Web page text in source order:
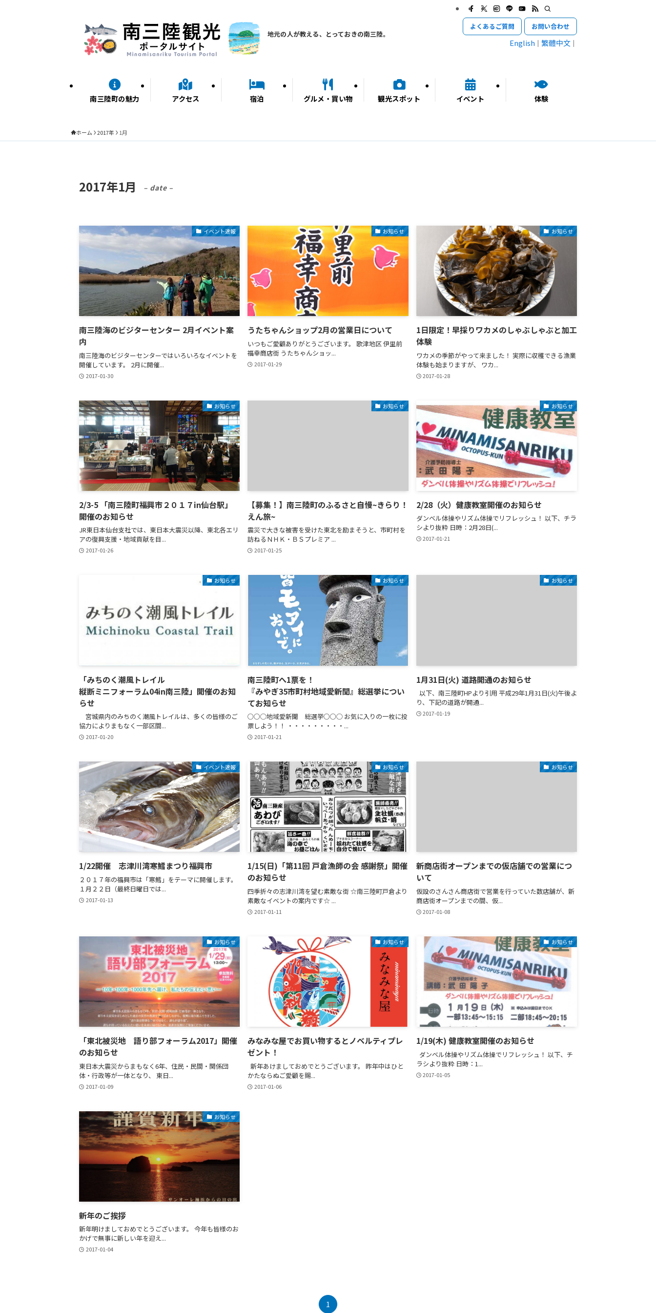
地元の人が教える、とっておきの南三陸。
南三陸町の魅力 アクセス 宿泊 グルメ・買い物 観光スポット イベント 体験
よくあるご質問 お問い合わせ
English 繁體中文
ホーム 2017年 1月
2017年1月 – date –
イベント速報
南三陸海のビジターセンター 2月イベント案
内
南三陸海のビジターセンターではいろいろなイベントを
開催しています。 2月に開催...
2017-01-30
お知らせ
うたちゃんショップ2月の営業日について
いつもご愛顧ありがとうございます。 歌津地区 伊里前
福幸商店街 うたちゃんショッ...
2017-01-29
お知らせ
1日限定！早採りワカメのしゃぶしゃぶと加工
体験
ワカメの季節がやって来ました！ 実際に収穫できる漁業
体験も始まりますが、 ワカ...
2017-01-28
お知らせ
2/3-5 「南三陸町福興市２０１７in仙台駅」
開催のお知らせ
JR東日本仙台支社では、東日本大震災以降、東北各エリ
アの復興支援・地域貢献を目...
2017-01-26
お知らせ
【募集！】南三陸町のふるさと自慢~きらり！
えん旅~
震災で大きな被害を受けた東北を励まそうと、市町村を
訪ねるＮＨＫ・ＢＳプレミア ...
2017-01-25
お知らせ
2/28（火）健康教室開催のお知らせ
ダンベル体操やリズム体操でリフレッシュ！ 以下、チラ
シより抜粋 日時：2月28日(...
2017-01-21
お知らせ
「みちのく潮風トレイル
縦断ミニフォーラム04in南三陸」開催のお知
らせ
宮城県内のみちのく潮風トレイルは、多くの皆様のご
協力によりまもなく一部区間...
2017-01-20
お知らせ
南三陸町へ1票を！
『みやぎ35市町村地域愛新聞』総選挙につい
てお知らせ
○○◯地域愛新聞 総選挙○○◯ お気に入りの一枚に投
票しよう！！ ・・・・・・・・・...
2017-01-21
お知らせ
1月31日(火) 道路開通のお知らせ
以下、南三陸町HPより引用 平成29年1月31日(火)午後よ
り、下記の道路が開通...
2017-01-19
イベント速報
1/22開催 志津川湾寒鱈まつり福興市
２０１７年の福興市は「寒鱈」をテーマに開催します。
１月２２日（最終日曜日では...
2017-01-13
お知らせ
1/15(日)「第11回 戸倉漁師の会 感謝祭」開催
のお知らせ
四季折々の志津川湾を望む素敵な街 ☆南三陸町戸倉より
素敵なイベントの案内です☆ ...
2017-01-11
お知らせ
新商店街オープンまでの仮店舗での営業につ
いて
仮設のさんさん商店街で営業を行っていた数店舗が、新
商店街オープンまでの間、仮...
2017-01-08
お知らせ
「東北被災地 語り部フォーラム2017」開催
のお知らせ
東日本大震災からまもなく6年、住民・民間・関係団
体・行政等が一体となり、 東日...
2017-01-09
お知らせ
みなみな屋でお買い物するとノベルティプレ
ゼント！
新年あけましておめでとうございます。 昨年中はひと
かたならぬご愛顧を賜...
2017-01-06
お知らせ
1/19(木) 健康教室開催のお知らせ
ダンベル体操やリズム体操でリフレッシュ！ 以下、チ
ラシより抜粋 日時：1...
2017-01-05
お知らせ
新年のご挨拶
新年明けましておめでとうございます。 今年も皆様のお
かげで無事に新しい年を迎え...
2017-01-04
1